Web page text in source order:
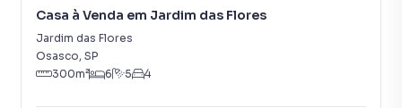
atendimento preparada para atender proprietários e
inquilinos.
Casa à Venda em Jardim das Flores
Jardim das Flores
Osasco, SP
300m² 6 5 4